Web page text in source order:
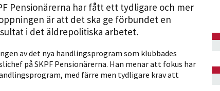
Pensionärerna har fått ett tydligare och mer
är att det ska ge förbundet en
i det äldrepolitiska arbetet.
av det nya handlingsprogram som klubbades
på SKPF Pensionärerna. Han menar att fokus har
med färre men tydligare krav att
Statistik
För att vi ska
kunna
förbättra
hemsidans
funktionalitet